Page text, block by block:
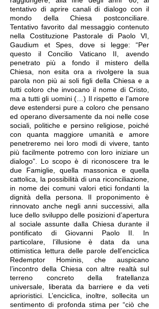
tentativo di aprire canali di dialogo con il
mondo della Chiesa postconciliare.
Tentativo favorito dal messaggio contenuto
nella Costituzione Pastorale di Paolo VI,
Gaudium et Spes, dove si legge: “Per
questo il Concilio Vaticano II, avendo
penetrato più a fondo il mistero della
Chiesa, non esita ora a rivolgere la sua
parola non più ai soli figli della Chiesa e a
tutti coloro che invocano il nome di Cristo,
ma a tutti gli uomini (…) Il rispetto e l’amore
deve estendersi pure a coloro che pensano
ed operano diversamente da noi nelle cose
sociali, politiche e persino religiose, poiché
con quanta maggiore umanità e amore
penetreremo nei loro modi di vivere, tanto
più facilmente potremo con loro iniziare un
dialogo”. Lo scopo è di riconoscere tra le
due Famiglie, quella massonica e quella
cattolica, la possibilità di una riconciliazione,
in nome dei comuni valori etici fondanti la
dignità della persona. Il proponimento è
rinnovato anche negli anni successivi, alla
luce dello sviluppo delle posizioni d’apertura
al sociale assunte dalla Chiesa durante il
pontificato di Giovanni Paolo II. In
particolare, l’illusione è data da una
ottimistica lettura delle parole dell’enciclica
Redemptor Hominis, che auspicano
l’incontro della Chiesa con altre realtà sul
terreno concreto della fratellanza
universale, liberata da barriere e da veti
aprioristici. L’enciclica, inoltre, sollecita un
sentimento di profonda stima per “ciò che